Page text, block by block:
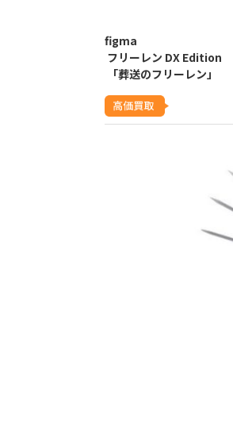
figma
フリーレン DX Edition
「葬送のフリーレン」